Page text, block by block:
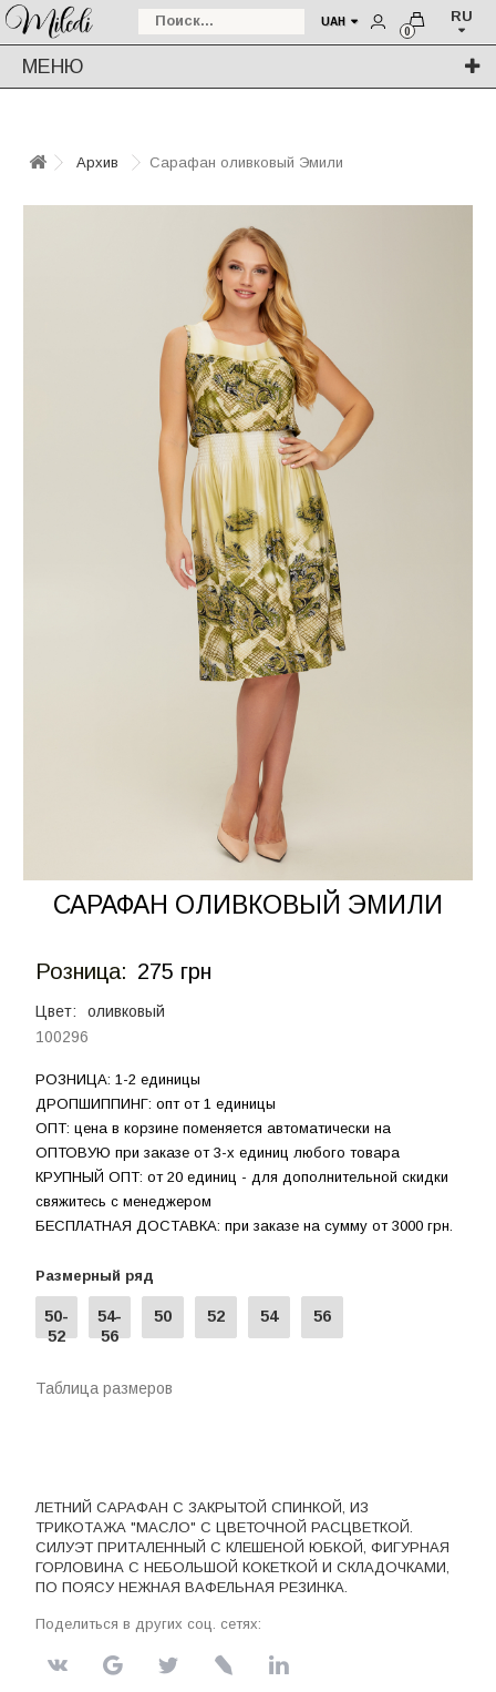
UAH RU
0
МЕНЮ
Архив Сарафан оливковый Эмили
САРАФАН ОЛИВКОВЫЙ ЭМИЛИ
Розница: 275 грн
Цвет:
оливковый
100296
РОЗНИЦА: 1-2 единицы
ДРОПШИППИНГ: опт от 1 единицы
ОПТ: цена в корзине поменяется автоматически на
ОПТОВУЮ при заказе от 3-х единиц любого товара
КРУПНЫЙ ОПТ: от 20 единиц - для дополнительной скидки
свяжитесь с менеджером
БЕСПЛАТНАЯ ДОСТАВКА: при заказе на сумму от 3000 грн.
50-
52
54-
56
50 52 54 56
Таблица размеров
ЛЕТНИЙ САРАФАН С ЗАКРЫТОЙ СПИНКОЙ, ИЗ
ТРИКОТАЖА "МАСЛО" С ЦВЕТОЧНОЙ РАСЦВЕТКОЙ.
СИЛУЭТ ПРИТАЛЕННЫЙ С КЛЕШЕНОЙ ЮБКОЙ, ФИГУРНАЯ
ГОРЛОВИНА С НЕБОЛЬШОЙ КОКЕТКОЙ И СКЛАДОЧКАМИ,
ПО ПОЯСУ НЕЖНАЯ ВАФЕЛЬНАЯ РЕЗИНКА.
Поделиться в других соц. сетях: